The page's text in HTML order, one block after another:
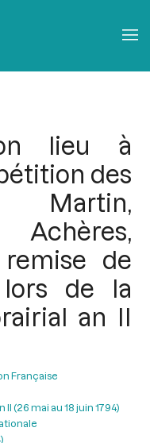
lieu à
des
de
lors de la
an II
Française
II (26 mai au 18 juin 1794)